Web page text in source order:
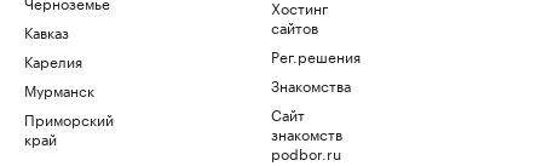
Кавказ
Карелия
Мурманск
Приморский
край
Хостинг
сайтов
Рег.решения
Знакомства
Сайт
знакомств
podbor.ru